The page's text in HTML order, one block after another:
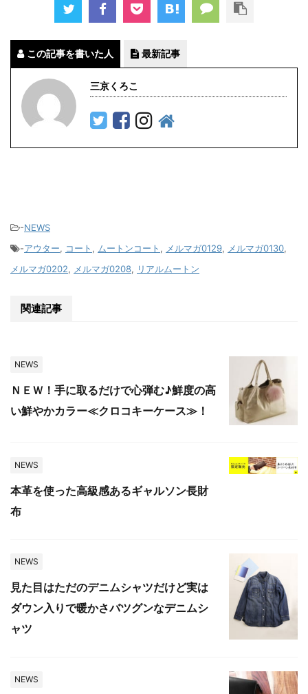
この記事を書いた人 最新記事
三京くろこ
-NEWS
-アウター, コート , ムートンコート , メルマガ0129, メルマガ0130,
メルマガ0202, メルマガ0208, リアルムートン
関連記事
NEWS
ＮＥＷ！手に取るだけで心弾む♪鮮度の高
い鮮やかカラー≪クロコキーケース≫！
NEWS
本革を使った高級感あるギャルソン長財
布
NEWS
見た目はただのデニムシャツだけど実は
ダウン入りで暖かさバツグンなデニムシ
ャツ
NEWS